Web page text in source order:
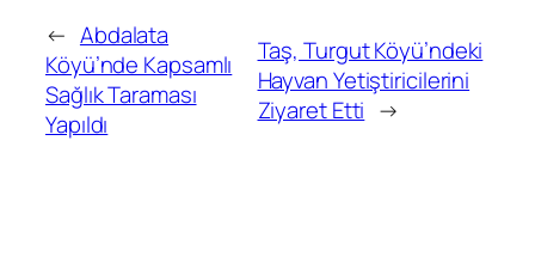
← Abdalata
Köyü’nde Kapsamlı
Sağlık Taraması
Yapıldı
Taş, Turgut Köyü’ndeki
Hayvan Yetiştiricilerini
Ziyaret Etti →